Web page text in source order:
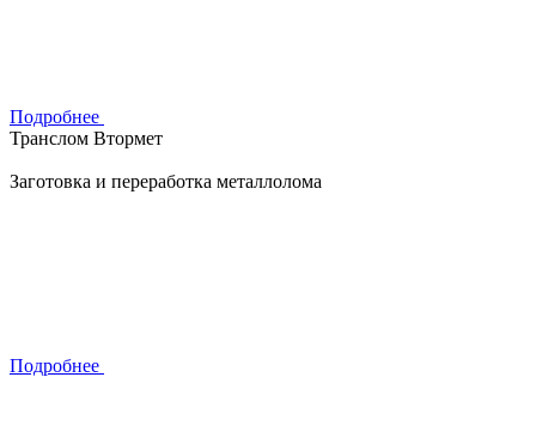
Подробнее
Транслом Втормет
Заготовка и переработка металлолома
Подробнее